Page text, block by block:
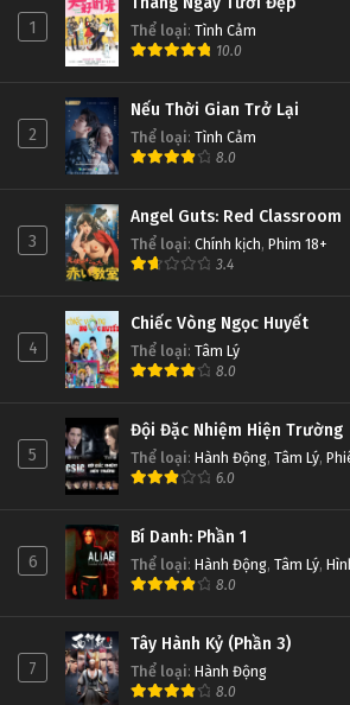
Thôn Tính Bầu Trời Tập 1
1 Thể loại: Tình Cảm
10.0
2
Nếu Thời Gian Trở Lại
Thể loại: Tình Cảm
8.0
3
Angel Guts: Red Classroom
Thể loại: Chính kịch, Phim 18+
3.4
4
Chiếc Vòng Ngọc Huyết
Thể loại: Tâm Lý
8.0
5
Đội Đặc Nhiệm Hiện Trường
Thể loại: Hành Động, Tâm Lý,
6.0
6
Bí Danh: Phần 1
Thể loại: Hành Động, Tâm Lý,
8.0
7
Tây Hành Kỷ (Phần 3)
Thể loại: Hành Động
8.0